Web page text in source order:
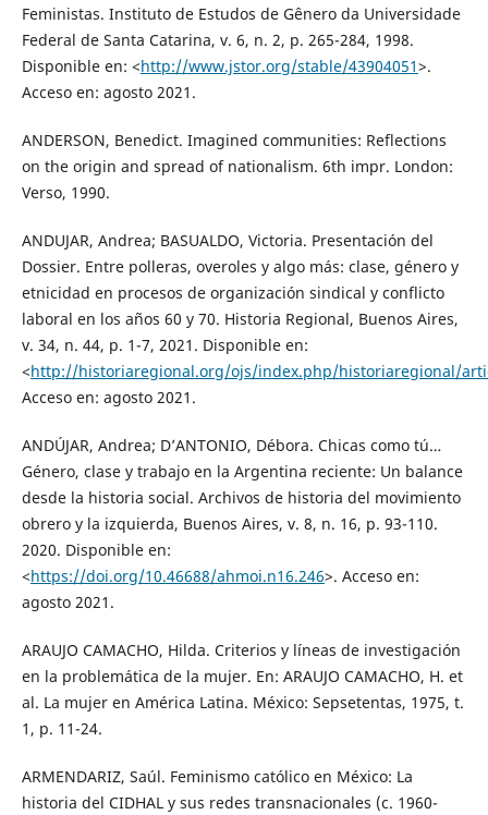
Feministas. Instituto de Estudos de Gênero da Universidade
Federal de Santa Catarina, v. 6, n. 2, p. 265-284, 1998.
Disponible en: <http://www.jstor.org/stable/43904051>.
Acceso en: agosto 2021.
ANDERSON, Benedict. Imagined communities: Reflections
on the origin and spread of nationalism. 6th impr. London:
Verso, 1990.
ANDUJAR, Andrea; BASUALDO, Victoria. Presentación del
Dossier. Entre polleras, overoles y algo más: clase, género y
etnicidad en procesos de organización sindical y conflicto
laboral en los años 60 y 70. Historia Regional, Buenos Aires,
v. 34, n. 44, p. 1-7, 2021. Disponible en:
<http://historiaregional.org/ojs/index.php/historiaregional/
Acceso en: agosto 2021.
ANDÚJAR, Andrea; D’ANTONIO, Débora. Chicas como tú…
Género, clase y trabajo en la Argentina reciente: Un balance
desde la historia social. Archivos de historia del movimiento
obrero y la izquierda, Buenos Aires, v. 8, n. 16, p. 93-110.
2020. Disponible en:
<https://doi.org/10.46688/ahmoi.n16.246>. Acceso en:
agosto 2021.
ARAUJO CAMACHO, Hilda. Criterios y líneas de investigación
en la problemática de la mujer. En: ARAUJO CAMACHO, H. et
al. La mujer en América Latina. México: Sepsetentas, 1975, t.
1, p. 11-24.
ARMENDARIZ, Saúl. Feminismo católico en México: La
historia del CIDHAL y sus redes transnacionales (c. 1960-